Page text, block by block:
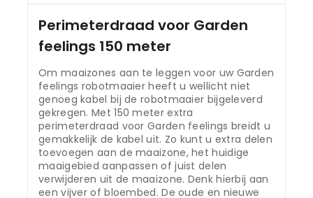
Perimeterdraad voor Garden
feelings 150 meter
Om maaizones aan te leggen voor uw Garden
feelings robotmaaier heeft u wellicht niet
genoeg kabel bij de robotmaaier bijgeleverd
gekregen. Met 150 meter extra
perimeterdraad voor Garden feelings breidt u
gemakkelijk de kabel uit. Zo kunt u extra delen
toevoegen aan de maaizone, het huidige
maaigebied aanpassen of juist delen
verwijderen uit de maaizone. Denk hierbij aan
een vijver of bloembed. De oude en nieuwe